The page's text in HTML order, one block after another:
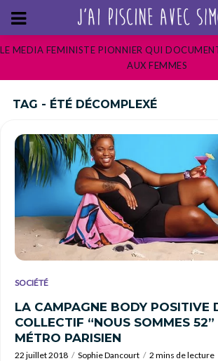
LE MEDIA FEMINISTE PIONNIER QUI
AUX FEMMES
TAG - ÉTÉ DÉCOMPLEXÉ
SOCIÉTÉ
LA CAMPAGNE BODY POSITIVE
COLLECTIF “NOUS SOMMES 52”
MÉTRO PARISIEN
22 juillet 2018 Sophie Dancourt 2 mins de lecture